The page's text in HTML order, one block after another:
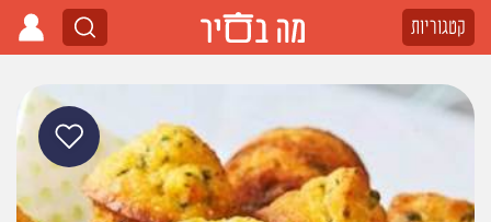
קטגוריות